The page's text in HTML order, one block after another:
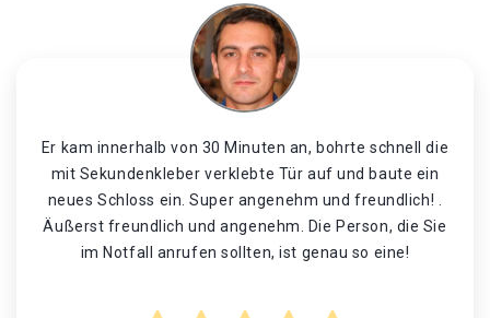
Er kam innerhalb von 30 Minuten an, bohrte schnell die
mit Sekundenkleber verklebte Tür auf und baute ein
neues Schloss ein. Super angenehm und freundlich! .
Äußerst freundlich und angenehm. Die Person, die Sie
im Notfall anrufen sollten, ist genau so eine!